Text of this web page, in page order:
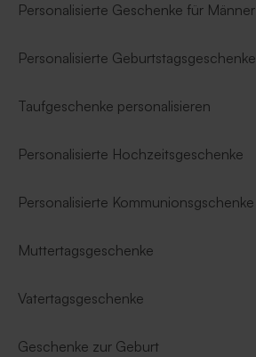
Personalisierte Geschenke für Männer
Personalisierte Geburtstagsgeschenke
Taufgeschenke personalisieren
Personalisierte Hochzeitsgeschenke
Personalisierte Kommunionsgschenke
Muttertagsgeschenke
Vatertagsgeschenke
Geschenke zur Geburt